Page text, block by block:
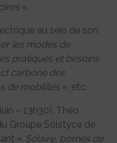
».
au sein de son
les modes de
pratiques et besoins
carbone des
de mobilités», etc.
– 13h30), Théo
Groupe Solstyce de
« Solaire, bornes de